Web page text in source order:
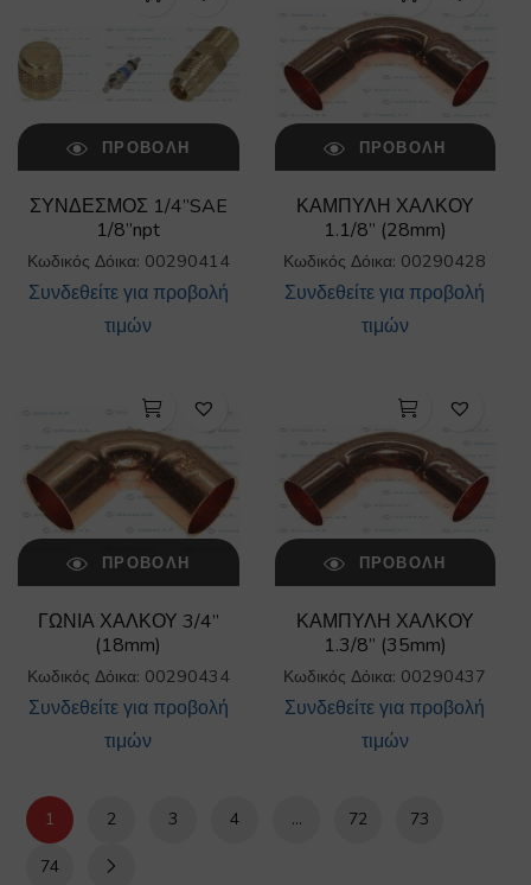
ΠΡΟΒΟΛΉ
ΣΥΝΔΕΣΜΟΣ 1/4”SAE
1/8”npt
Κωδικός Δόικα: 00290414
Συνδεθείτε για προβολή
τιμών
ΠΡΟΒΟΛΉ
ΚΑΜΠΥΛΗ ΧΑΛΚΟΥ
1.1/8” (28mm)
Κωδικός Δόικα: 00290428
Συνδεθείτε για προβολή
τιμών
ΠΡΟΒΟΛΉ
ΓΩΝΙΑ ΧΑΛΚΟΥ 3/4”
(18mm)
Κωδικός Δόικα: 00290434
Συνδεθείτε για προβολή
τιμών
ΠΡΟΒΟΛΉ
ΚΑΜΠΥΛΗ ΧΑΛΚΟΥ
1.3/8” (35mm)
Κωδικός Δόικα: 00290437
Συνδεθείτε για προβολή
τιμών
1 2 3 4 … 72 73
74